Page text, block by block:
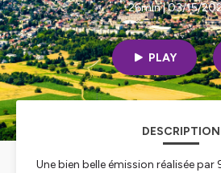
26min | 03/15/
PLAY
DESCRIPTION
Une bien belle émission réalisée